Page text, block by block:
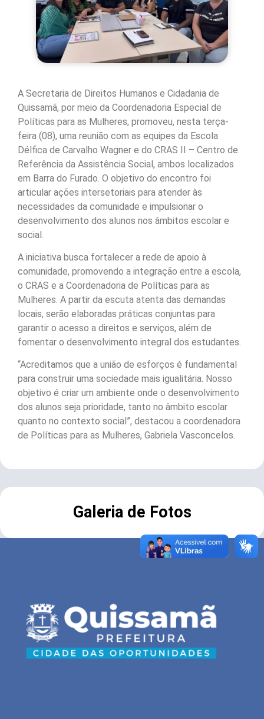
A Secretaria de Direitos Humanos e Cidadania de
Quissamã, por meio da Coordenadoria Especial de
Políticas para as Mulheres, promoveu, nesta terça-
feira (08), uma reunião com as equipes da Escola
Délfica de Carvalho Wagner e do CRAS II – Centro de
Referência da Assistência Social, ambos localizados
em Barra do Furado. O objetivo do encontro foi
articular ações intersetoriais para atender às
necessidades da comunidade e impulsionar o
desenvolvimento dos alunos nos âmbitos escolar e
social.
A iniciativa busca fortalecer a rede de apoio à
comunidade, promovendo a integração entre a escola,
o CRAS e a Coordenadoria de Políticas para as
Mulheres. A partir da escuta atenta das demandas
locais, serão elaboradas práticas conjuntas para
garantir o acesso a direitos e serviços, além de
fomentar o desenvolvimento integral dos estudantes.
“Acreditamos que a união de esforços é fundamental
para construir uma sociedade mais igualitária. Nosso
objetivo é criar um ambiente onde o desenvolvimento
dos alunos seja prioridade, tanto no âmbito escolar
quanto no contexto social”, destacou a coordenadora
de Políticas para as Mulheres, Gabriela Vasconcelos.
Galeria de Fotos